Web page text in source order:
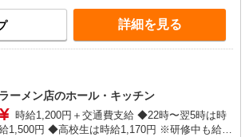
詳細を見る
ラーメン店のホール・キッチン
時給1,200円＋交通費支給 ◆22時〜翌5時は時
1,500円 ◆高校生は時給1,170円 ※研修中も給与